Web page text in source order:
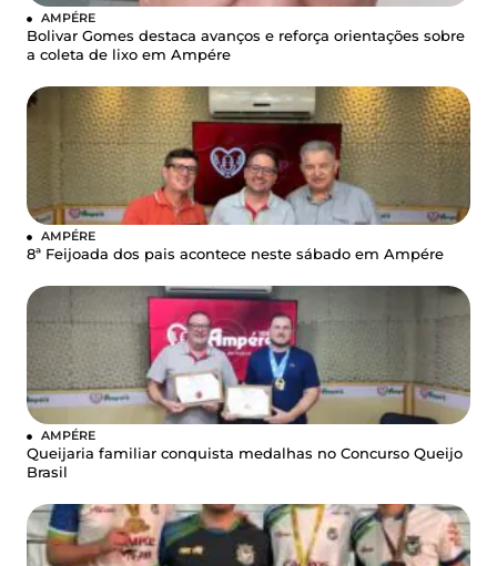
AMPÉRE
Bolivar Gomes destaca avanços e reforça orientações sobre
a coleta de lixo em Ampére
AMPÉRE
8ª Feijoada dos pais acontece neste sábado em Ampére
AMPÉRE
Queijaria familiar conquista medalhas no Concurso Queijo
Brasil